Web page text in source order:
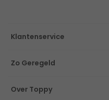
Klantenservice
Zo Geregeld
Over Toppy